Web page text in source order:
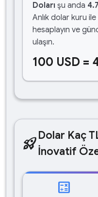
Doları şu anda
Anlık dolar kuru ile
hesaplayın ve
ulaşın.
100 USD =
rocket_launchDolar Kaç
İnovatif
calculate